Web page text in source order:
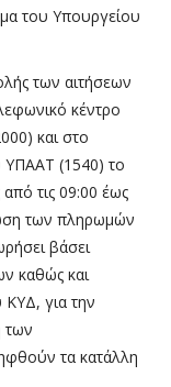
του Υπουργείου
των αιτήσεων
κέντρο
και στο
ΥΠΑΑΤ (1540) το
από τις 09:00 έως
των πληρωμών
βάσει
καθώς και
για την
των
τα κατάλλη